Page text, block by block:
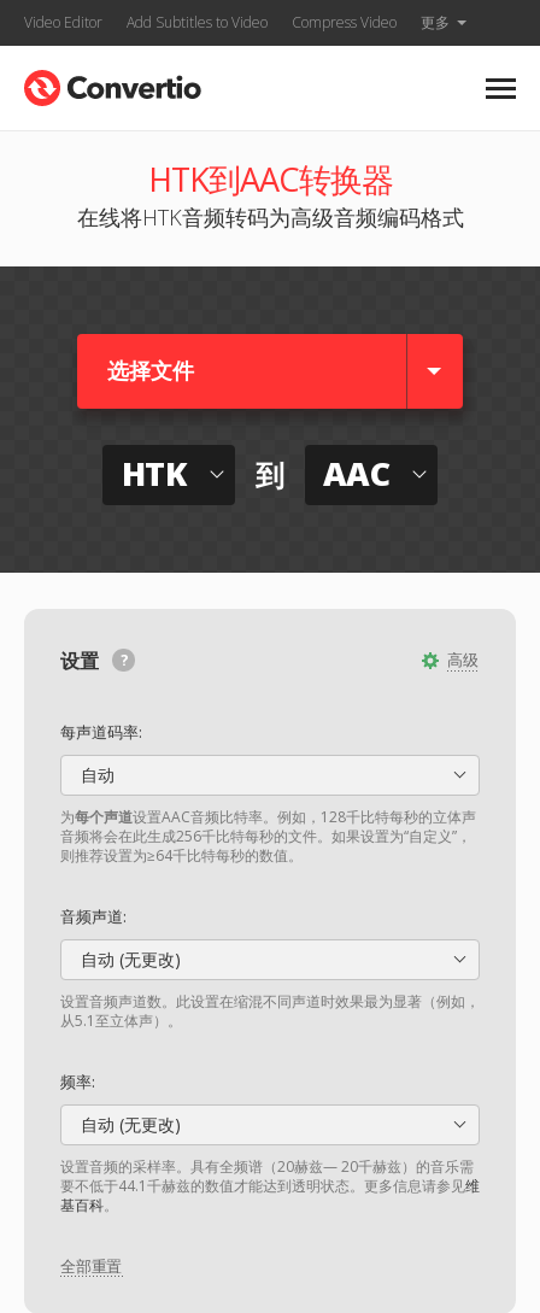
Video Editor Add Subtitles to Video Compress Video 更多
HTK到AAC转换器
在线将HTK音频转码为高级音频编码格式
选择文件
HTK 到 AAC
高级
设置
每声道码率:
自动
为每个声道设置AAC音频比特率。例如，128千比特每秒的立体声
音频将会在此生成256千比特每秒的文件。如果设置为“自定义”，
则推荐设置为≥64千比特每秒的数值。
音频声道:
自动 (无更改)
设置音频声道数。此设置在缩混不同声道时效果最为显著（例如，
从5.1至立体声）。
频率:
自动 (无更改)
设置音频的采样率。具有全频谱（20赫兹— 20千赫兹）的音乐需
要不低于44.1千赫兹的数值才能达到透明状态。更多信息请参见维
基百科。
全部重置